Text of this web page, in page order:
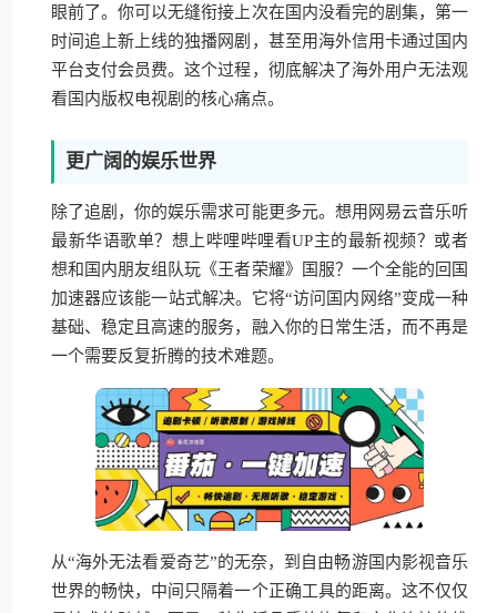
眼前了。你可以无缝衔接上次在国内没看完的剧集，第一
时间追上新上线的独播网剧，甚至用海外信用卡通过国内
平台支付会员费。这个过程，彻底解决了海外用户无法观
看国内版权电视剧的核心痛点。
更广阔的娱乐世界
除了追剧，你的娱乐需求可能更多元。想用网易云音乐听
最新华语歌单？想上哔哩哔哩看UP主的最新视频？或者
想和国内朋友组队玩《王者荣耀》国服？一个全能的回国
加速器应该能一站式解决。它将“访问国内网络”变成一种
基础、稳定且高速的服务，融入你的日常生活，而不再是
一个需要反复折腾的技术难题。
从“海外无法看爱奇艺”的无奈，到自由畅游国内影视音乐
世界的畅快，中间只隔着一个正确工具的距离。这不仅仅